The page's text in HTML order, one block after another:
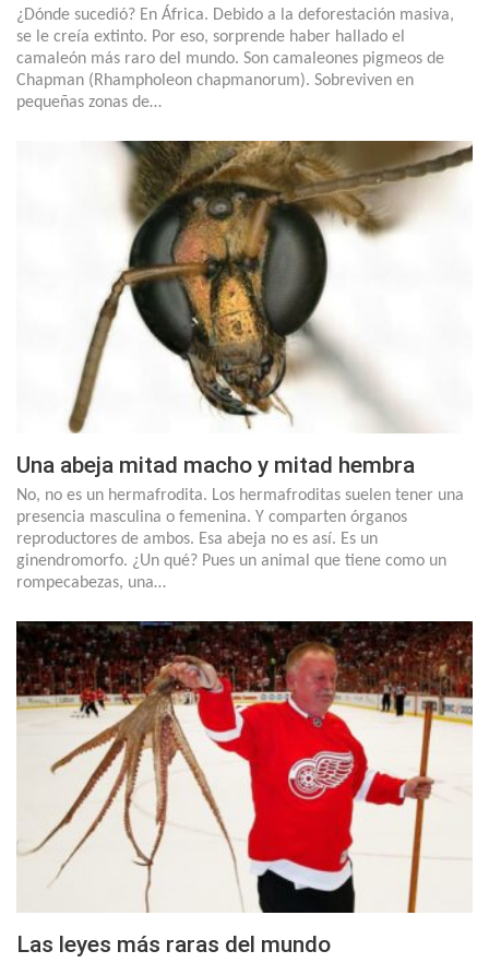
¿Dónde sucedió? En África. Debido a la deforestación masiva,
se le creía extinto. Por eso, sorprende haber hallado el
camaleón más raro del mundo. Son camaleones pigmeos de
Chapman (Rhampholeon chapmanorum). Sobreviven en
pequeñas zonas de…
Una abeja mitad macho y mitad hembra
No, no es un hermafrodita. Los hermafroditas suelen tener una
presencia masculina o femenina. Y comparten órganos
reproductores de ambos. Esa abeja no es así. Es un
ginendromorfo. ¿Un qué? Pues un animal que tiene como un
rompecabezas, una…
Las leyes más raras del mundo